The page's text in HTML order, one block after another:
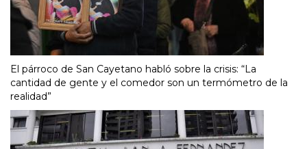
El párroco de San Cayetano habló sobre la crisis: “La
cantidad de gente y el comedor son un termómetro de la
realidad”